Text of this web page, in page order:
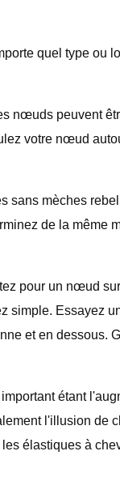
quel type ou
nœuds peuvent
votre nœud
sans mèches
de la
pour un nœud
Essayez
et en dessous.
étant
l'illusion
élastiques à